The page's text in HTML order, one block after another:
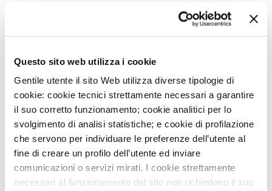
Questo sito web utilizza i cookie
Gentile utente il sito Web utilizza diverse tipologie di
cookie: cookie tecnici strettamente necessari a garantire
il suo corretto funzionamento; cookie analitici per lo
svolgimento di analisi statistiche; e cookie di profilazione
che servono per individuare le preferenze dell’utente al
fine di creare un profilo dell’utente ed inviare
comunicazioni o servizi mirati. I cookie strettamente
necessari al funzionamento del sito non richiedono il suo
9NOV2026 13NOV2026
CORSO DI RISONANZA MAGNETICA CARDIACA
23 NOV2026 27NOV 2026
IL TEST DA SFORZO CARDIOPOLMONARE